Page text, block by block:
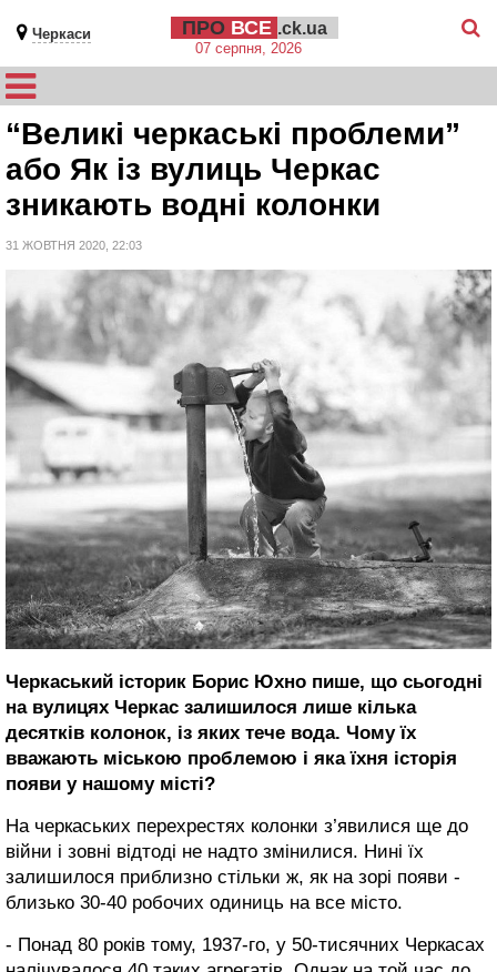
Черкаси ПРО ВСЕ .ck.ua
07 серпня, 2026
“Великі черкаські проблеми”
або Як із вулиць Черкас
зникають водні колонки
31 ЖОВТНЯ 2020, 22:03
Черкаський історик Борис Юхно пише, що сьогодні
на вулицях Черкас залишилося лише кілька
десятків колонок, із яких тече вода. Чому їх
вважають міською проблемою і яка їхня історія
появи у нашому місті?
На черкаських перехрестях колонки з’явилися ще до
війни і зовні відтоді не надто змінилися. Нині їх
залишилося приблизно стільки ж, як на зорі появи -
близько 30-40 робочих одиниць на все місто.
- Понад 80 років тому, 1937-го, у 50-тисячних Черкасах